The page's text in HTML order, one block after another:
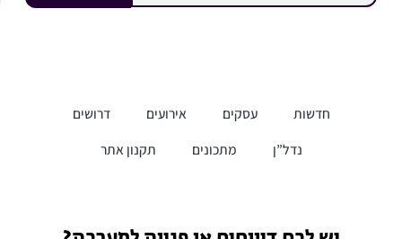
חדשות עסקים אירועים
דרושים
נדל”ן
מתכונים תקנון אתר